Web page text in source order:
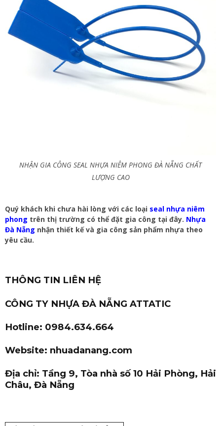
NHẬN GIA CÔNG SEAL NHỰA NIÊM PHONG ĐÀ NẴNG CHẤT
LƯỢNG CAO
Quý khách khi chưa hài lòng với các loại seal nhựa niêm
phong trên thị trường có thể đặt gia công tại đây. Nhựa
Đà Nẵng nhận thiết kế và gia công sản phẩm nhựa theo
yêu cầu.
THÔNG TIN LIÊN HỆ
CÔNG TY NHỰA ĐÀ NẴNG ATTATIC
Hotline: 0984.634.664
Website: nhuadanang.com
Địa chỉ: Tầng 9, Tòa nhà số 10 Hải Phòng, Hải
Châu, Đà Nẵng